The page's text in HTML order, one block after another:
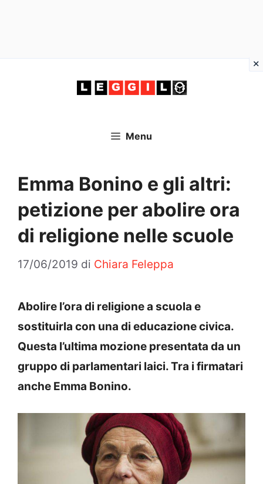
Menu
Emma Bonino e gli altri:
petizione per abolire ora
di religione nelle scuole
17/06/2019 di Chiara Feleppa
Abolire l’ora di religione a scuola e
sostituirla con una di educazione civica.
Questa l’ultima mozione presentata da un
gruppo di parlamentari laici. Tra i firmatari
anche Emma Bonino.